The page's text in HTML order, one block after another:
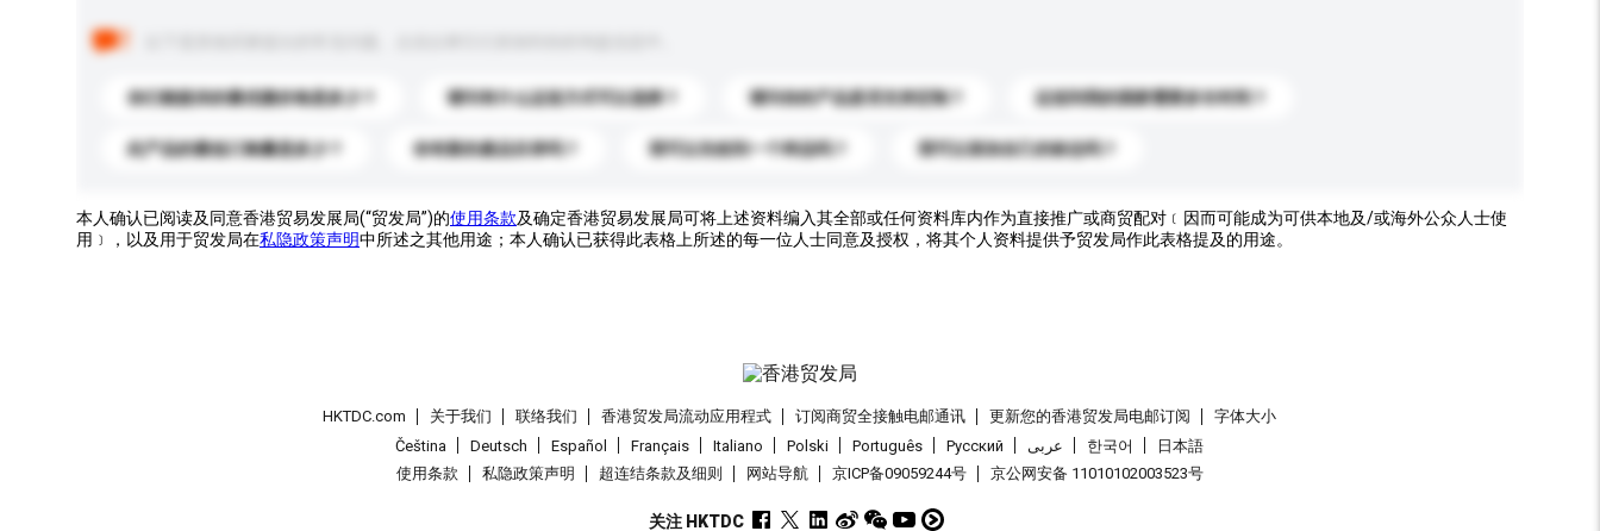
你们能提供的最优惠价格是多少？ 请问有什么运送方式可以选择？ 请问你的产品是否支持定制？ 运送到我的国家需要多长时间？
此产品的最低订购量是多少？ 你有新的產品目录吗？ 我可以先收到一个样品吗？ 我可以添加自己的标志吗？
本人确认已阅读及同意香港贸易发展局(“贸发局”)的使用条款及确定香港贸易发展局可将上述资料编入其全部或任何资料库内作为直接推广或商贸配对﹝因而可能成为可供本地及/或海外公众人士使
用﹞，以及用于贸发局在私隐政策声明中所述之其他用途；本人确认已获得此表格上所述的每一位人士同意及授权，将其个人资料提供予贸发局作此表格提及的用途。
HKTDC.com 关于我们 联络我们 香港贸发局流动应用程式 订阅商贸全接触电邮通讯 更新您的香港贸发局电邮订阅
字体大小
Čeština
Deutsch Español Français Italiano Polski Português Pусский عربى 한국어
日本語
使用条款
私隐政策声明 超连结条款及细则 网站导航 京ICP备09059244号 京公网安备 11010102003523号
关注 HKTDC